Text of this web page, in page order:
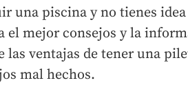
una piscina y no tienes
el mejor consejos y la
las ventajas de tener una
mal hechos.